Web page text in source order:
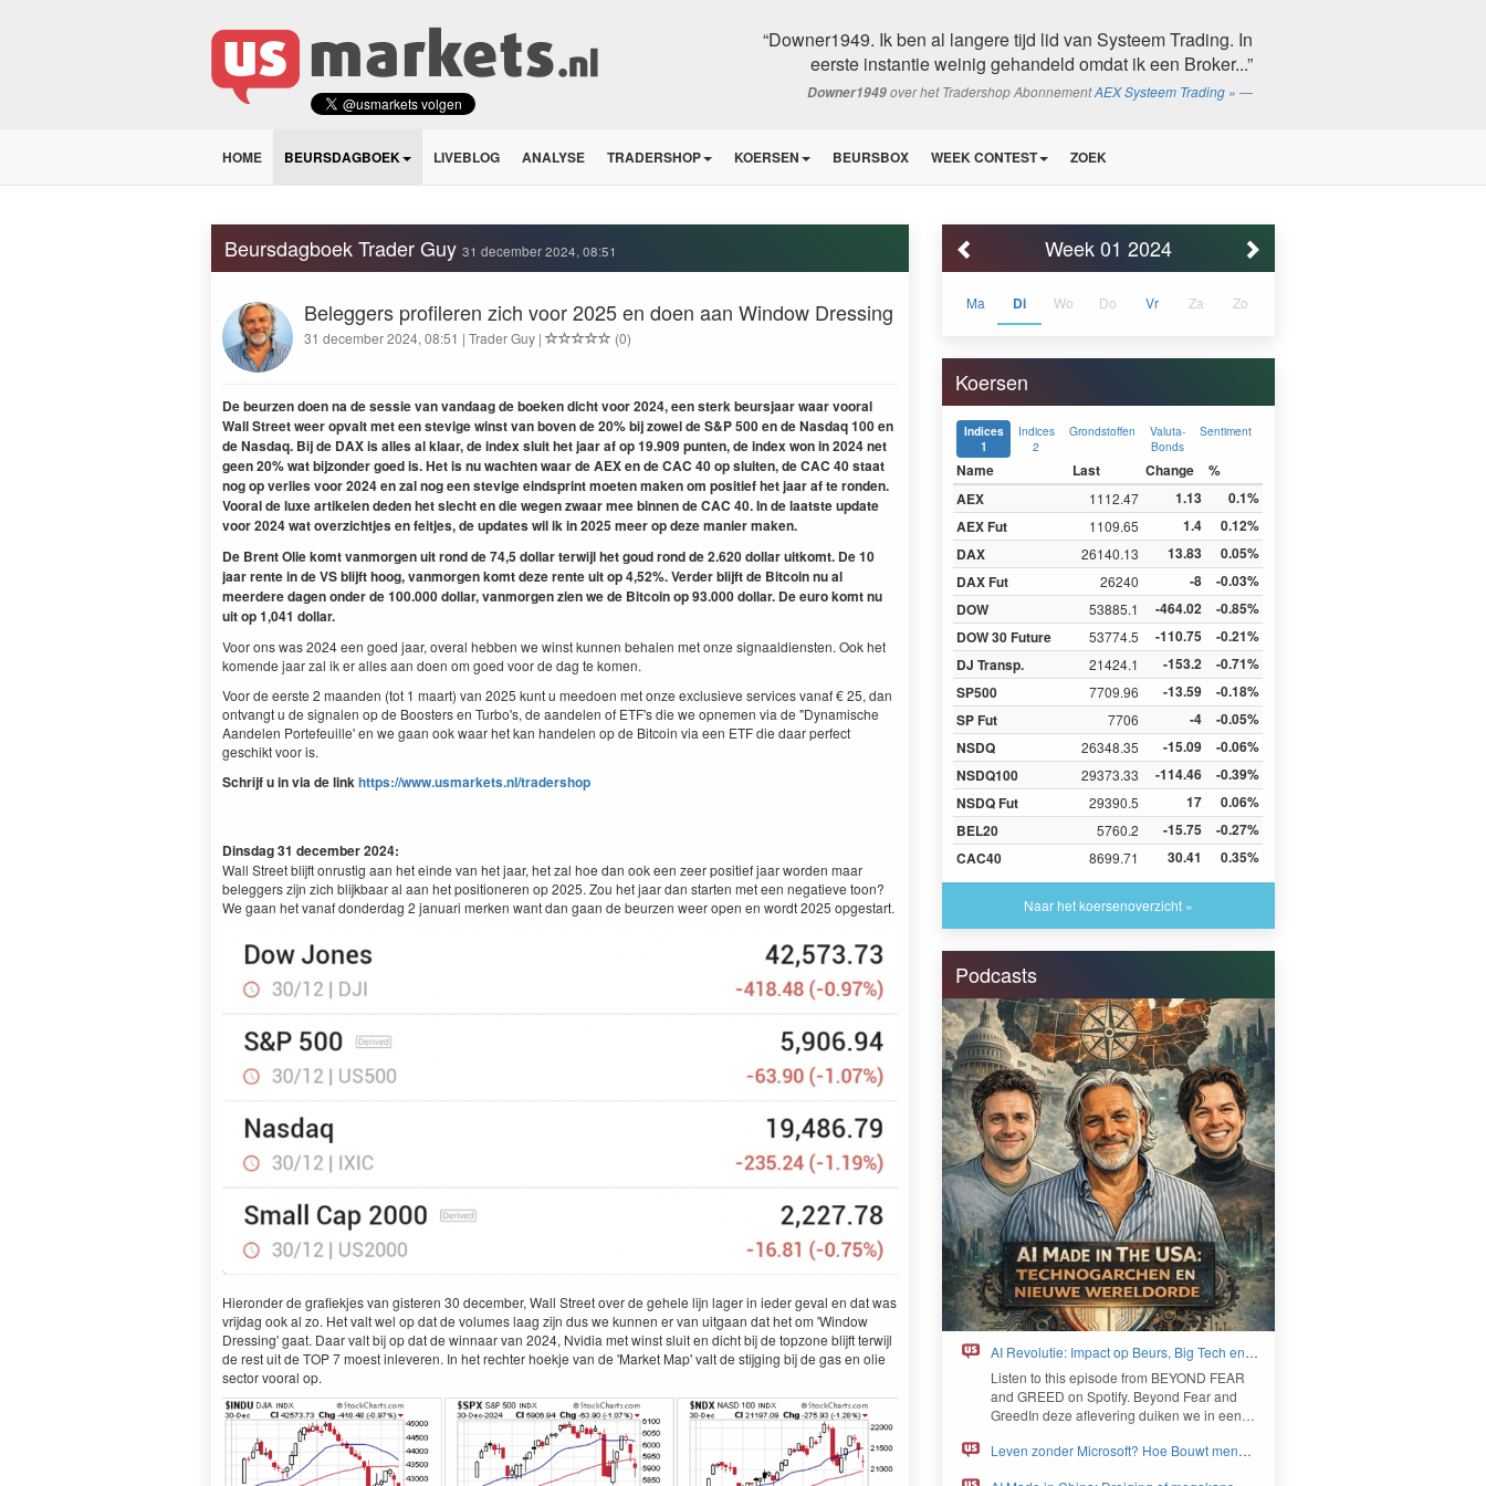
“Downer1949. Ik ben al langere tijd lid van Systeem Trading. In
eerste instantie weinig gehandeld omdat ik een Broker...”
Downer1949over het Tradershop AbonnementAEX Systeem Trading »
HOME BEURSDAGBOEK LIVEBLOG ANALYSE TRADERSHOP KOERSEN BEURSBOX WEEK CONTEST ZOEK
Beursdagboek Trader Guy 31 december 2024, 08:51
Beleggers profileren zich voor 2025 en doen aan Window Dressing
31 december 2024, 08:51 | Trader Guy | (0)
De beurzen doen na de sessie van vandaag de boeken dicht voor 2024, een sterk beursjaar waar vooral
Wall Street weer opvalt met een stevige winst van boven de 20% bij zowel de S&P 500 en de Nasdaq 100 en
de Nasdaq. Bij de DAX is alles al klaar, de index sluit het jaar af op 19.909 punten, de index won in 2024 net
geen 20% wat bijzonder goed is. Het is nu wachten waar de AEX en de CAC 40 op sluiten, de CAC 40 staat
nog op verlies voor 2024 en zal nog een stevige eindsprint moeten maken om positief het jaar af te ronden.
Vooral de luxe artikelen deden het slecht en die wegen zwaar mee binnen de CAC 40. In de laatste update
voor 2024 wat overzichtjes en feitjes, de updates wil ik in 2025 meer op deze manier maken.
De Brent Olie komt vanmorgen uit rond de 74,5 dollar terwijl het goud rond de 2.620 dollar uitkomt. De 10
jaar rente in de VS blijft hoog, vanmorgen komt deze rente uit op 4,52%. Verder blijft de Bitcoin nu al
meerdere dagen onder de 100.000 dollar, vanmorgen zien we de Bitcoin op 93.000 dollar. De euro komt nu
uit op 1,041 dollar.
Voor ons was 2024 een goed jaar, overal hebben we winst kunnen behalen met onze signaaldiensten. Ook het
komende jaar zal ik er alles aan doen om goed voor de dag te komen.
Voor de eerste 2 maanden (tot 1 maart) van 2025 kunt u meedoen met onze exclusieve services vanaf € 25, dan
ontvangt u de signalen op de Boosters en Turbo's, de aandelen of ETF's die we opnemen via de "Dynamische
Aandelen Portefeuille' en we gaan ook waar het kan handelen op de Bitcoin via een ETF die daar perfect
geschikt voor is.
Schrijf u in via de linkhttps://www.usmarkets.nl/tradershop
Dinsdag 31 december 2024:
Wall Street blijft onrustig aan het einde van het jaar, het zal hoe dan ook een zeer positief jaar worden maar
beleggers zijn zich blijkbaar al aan het positioneren op 2025. Zou het jaar dan starten met een negatieve toon?
We gaan het vanaf donderdag 2 januari merken want dan gaan de beurzen weer open en wordt 2025 opgestart.
Hieronder de grafiekjes van gisteren 30 december, Wall Street over de gehele lijn lager in ieder geval en dat was
vrijdag ook al zo. Het valt wel op dat de volumes laag zijn dus we kunnen er van uitgaan dat het om 'Window
Dressing' gaat. Daar valt bij op dat de winnaar van 2024, Nvidia met winst sluit en dicht bij de topzone blijft terwijl
de rest uit de TOP 7 moest inleveren. In het rechter hoekje van de 'Market Map' valt de stijging bij de gas en olie
sector vooral op.
Week 01 2024
Ma Di Wo Do Vr Za Zo
Koersen
Indices
1
Indices
2
Grondstoffen
Valuta-
Bonds
Sentiment
Name Last Change
%
AEX
1112.47 1.13
0.1%
AEX Fut
1109.65 1.4
0.12%
DAX
26140.13 13.83
0.05%
DAX Fut
26240 -8
-0.03%
DOW
53885.1 -464.02
-0.85%
DOW 30 Future
53774.5 -110.75
-0.21%
DJ Transp.
21424.1 -153.2
-0.71%
SP500
7709.96 -13.59
-0.18%
SP Fut
7706 -4
-0.05%
NSDQ
26348.35 -15.09
-0.06%
NSDQ100
29373.33 -114.46
-0.39%
NSDQ Fut
29390.5 17
0.06%
BEL20
5760.2 -15.75
-0.27%
CAC40
8699.71 30.41 0.35%
Naar het koersenoverzicht »
Podcasts
AI Revolutie: Impact op Beurs, Big Tech en
Nieuwe Wereldorde - BEYOND FEAR and
GREED
Lis­ten to this episode from BEYOND FEAR
andGREED on Spo­ti­fy. Beyond Fear and
Greed­In deze aflev­er­ing duiken we in een…
Leven zonder Microsoft? Hoe Bouwt men